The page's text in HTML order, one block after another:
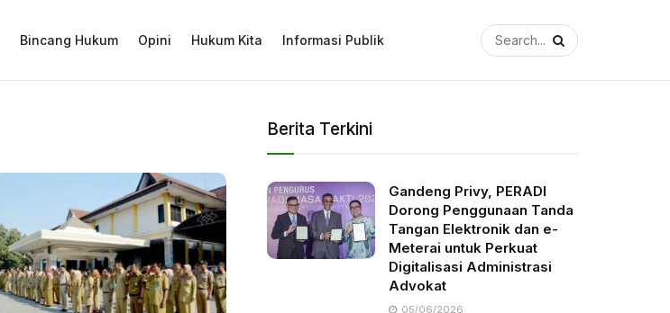
Bincang Hukum Opini Hukum Kita Informasi Publik
Berita Terkini
Gandeng Privy, PERADI
Dorong Penggunaan Tanda
Tangan Elektronik dan e-
Meterai untuk Perkuat
Digitalisasi Administrasi
Advokat
05/06/2026